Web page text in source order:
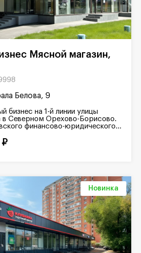
Белова, 9
бизнес на 1-й линии улицы
в Северном Орехово-Борисово.
финансово-юридического...
Новинка